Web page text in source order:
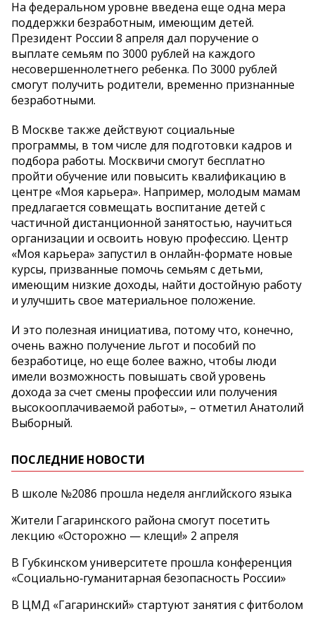
На федеральном уровне введена еще одна мера
поддержки безработным, имеющим детей.
Президент России 8 апреля дал поручение о
выплате семьям по 3000 рублей на каждого
несовершеннолетнего ребенка. По 3000 рублей
смогут получить родители, временно признанные
безработными.
В Москве также действуют социальные
программы, в том числе для подготовки кадров и
подбора работы. Москвичи смогут бесплатно
пройти обучение или повысить квалификацию в
центре «Моя карьера». Например, молодым мамам
предлагается совмещать воспитание детей с
частичной дистанционной занятостью, научиться
организации и освоить новую профессию. Центр
«Моя карьера» запустил в онлайн-формате новые
курсы, призванные помочь семьям с детьми,
имеющим низкие доходы, найти достойную работу
и улучшить свое материальное положение.
И это полезная инициатива, потому что, конечно,
очень важно получение льгот и пособий по
безработице, но еще более важно, чтобы люди
имели возможность повышать свой уровень
дохода за счет смены профессии или получения
высокооплачиваемой работы», – отметил Анатолий
Выборный.
ПОСЛЕДНИЕ НОВОСТИ
В школе №2086 прошла неделя английского языка
Жители Гагаринского района смогут посетить
лекцию «Осторожно — клещи!» 2 апреля
В Губкинском университете прошла конференция
«Социально‑гуманитарная безопасность России»
В ЦМД «Гагаринский» стартуют занятия с фитболом